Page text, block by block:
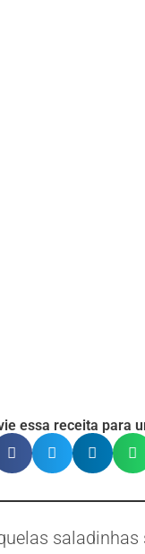
essa receita para
saladinhas